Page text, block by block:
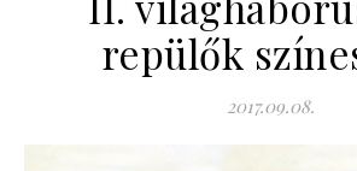
repülők
2017.09.08.